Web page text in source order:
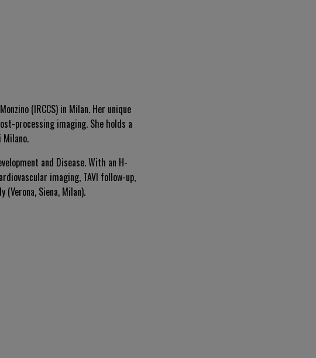
(IRCCS) in Milan. Her unique
processing imaging. She holds a
and Disease. With an H-
imaging, TAVI follow-up,
Siena, Milan).